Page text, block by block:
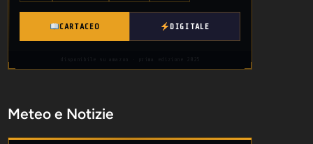
CARTACEO DIGITALE
Meteo e Notizie